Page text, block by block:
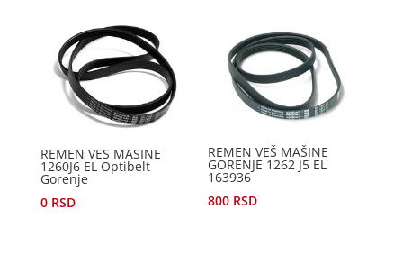
REMEN VES MASINE
1260J6 EL Optibelt
Gorenje
0 RSD
REMEN VEŠ MAŠINE
GORENJE 1262 J5 EL
163936
800 RSD